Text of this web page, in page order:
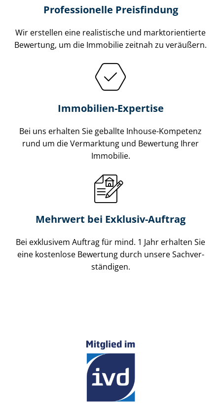
Professionelle Preisfindung
Wir erstellen eine realistische und markt­ori­en­tier­te
Bewertung, um die Immobilie zeitnah zu veräußern.
Immobilien-Expertise
Bei uns erhalten Sie geballte Inhouse-Kompetenz
rund um die Vermarktung und Bewertung Ihrer
Immobilie.
Mehrwert bei Exklusiv-Auftrag
Bei exklusivem Auftrag für mind. 1 Jahr erhalten Sie
eine kostenlose Bewertung durch unsere Sach­ver­
stän­di­gen.